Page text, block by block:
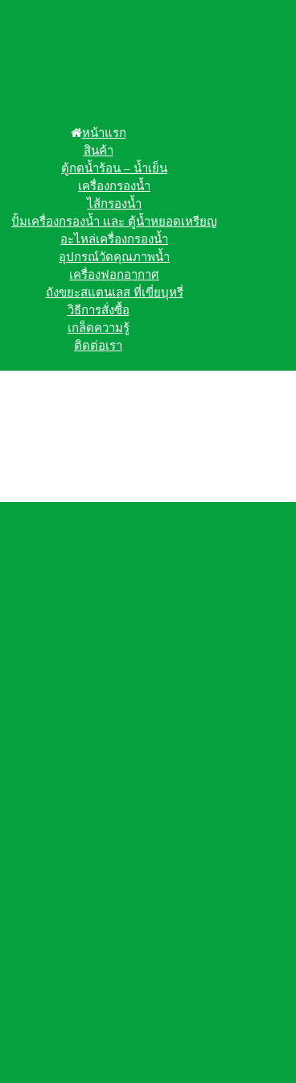
หน้าแรก
สินค้า
ตู้กดน้ำร้อน – น้ำเย็น
เครื่องกรองน้ำ
ไส้กรองน้ำ
ปั้มเครื่องกรองน้ำ และ ตู้น้ำหยอดเหรียญ
อะไหล่เครื่องกรองน้ำ
อุปกรณ์วัดคุณภาพน้ำ
เครื่องฟอกอากาศ
ถังขยะสแตนเลส ที่เขี่ยบุหรี่
วิธีการสั่งซื้อ
เกล็ดความรู้
ติดต่อเรา